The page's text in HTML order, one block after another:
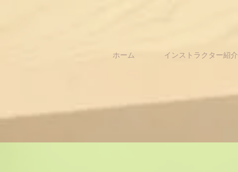
ホーム インストラクター紹介